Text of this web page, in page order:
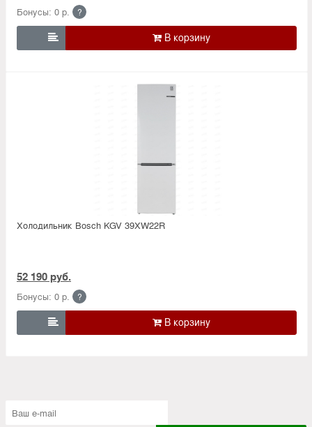
Бонусы: 0 р. ?

Холодильник Bosсh KGV 39XW22R
52 190 руб.
Бонусы: 0 р. ?
